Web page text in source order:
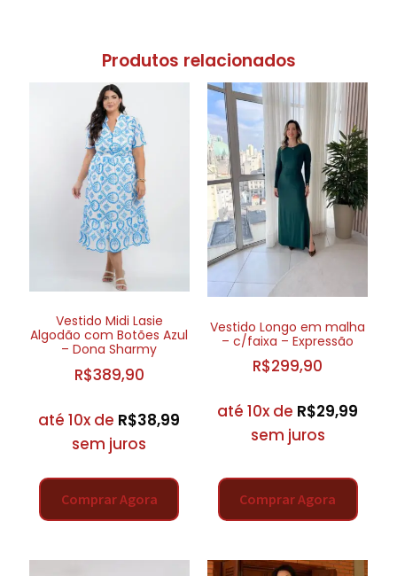
Produtos relacionados
Vestido Midi Lasie
Algodão com Botões Azul
– Dona Sharmy
R$389,90
até 10x de R$38,99
sem juros
Comprar Agora
Vestido Longo em malha
– c/faixa – Expressão
R$299,90
até 10x de R$29,99
sem juros
Comprar Agora